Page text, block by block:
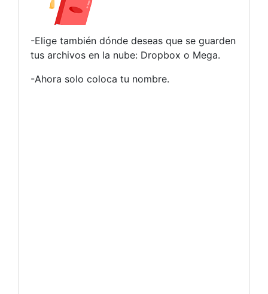
-Elige también dónde deseas que se guarden
tus archivos en la nube: Dropbox o Mega.
-Ahora solo coloca tu nombre.